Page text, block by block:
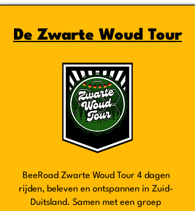
De Zwarte Woud Tour
BeeRoad Zwarte Woud Tour 4 dagen
rijden, beleven en ontspannen in Zuid-
Duitsland. Samen met een groep